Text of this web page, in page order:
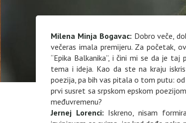
Milena Minja Bogavac: Dobro veče,
večeras imala premijeru. Za početak,
“Epika Balkanika”, i čini mi se da je
tema i ideja. Kao da ste na kraju
poezija, pa bih vas pitala o tom putu:
prvi susret sa srpskom epskom
međuvremenu?
Jernej Lorenci: Iskreno, nisam